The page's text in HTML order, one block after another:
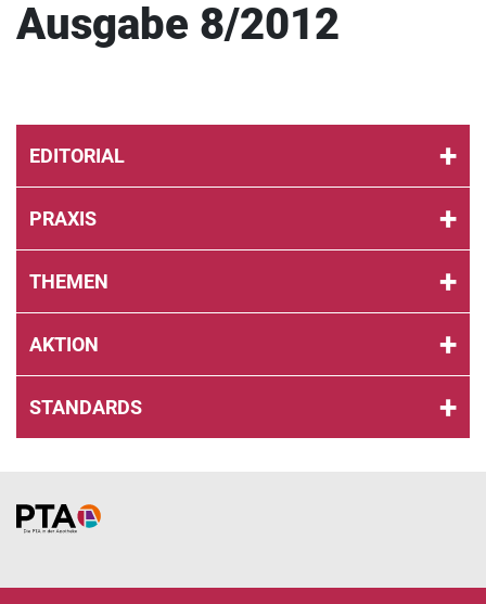
Ausgabe 8/2012
EDITORIAL
PRAXIS
THEMEN
AKTION
STANDARDS
Home